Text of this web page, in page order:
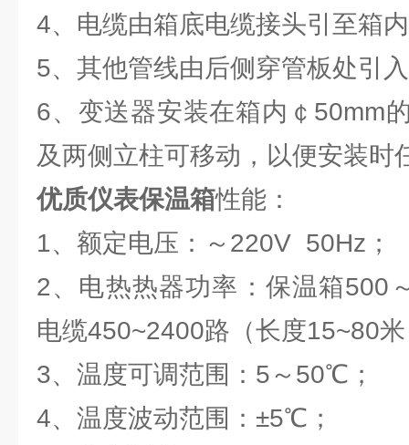
4、电缆由箱底电缆接头引至箱
5、其他管线由后侧穿管板处引
6、变送器安装在箱内￠50mm
及两侧立柱可移动，以便安装
优质仪表保温箱性能：
1、额定电压：～220V 50Hz；
2、电热热器功率：保温箱500
电缆450~2400路（长度15~80
3、温度可调范围：5～50℃；
4、温度波动范围：±5℃；